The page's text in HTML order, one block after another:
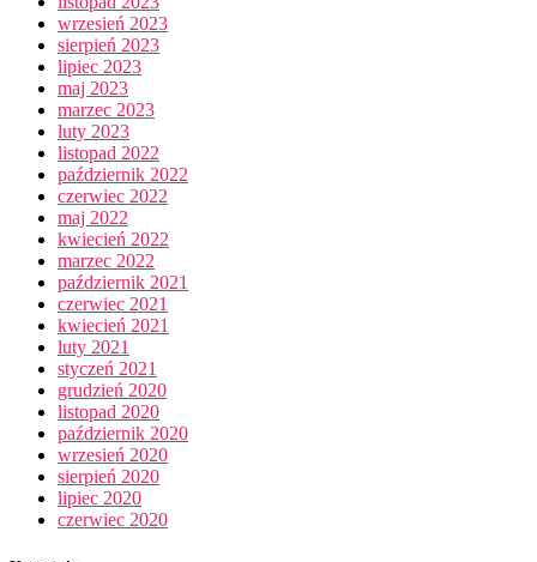
wrzesień 2023
sierpień 2023
lipiec 2023
maj 2023
marzec 2023
luty 2023
listopad 2022
październik 2022
czerwiec 2022
maj 2022
kwiecień 2022
marzec 2022
październik 2021
czerwiec 2021
kwiecień 2021
luty 2021
styczeń 2021
grudzień 2020
listopad 2020
październik 2020
wrzesień 2020
sierpień 2020
lipiec 2020
czerwiec 2020